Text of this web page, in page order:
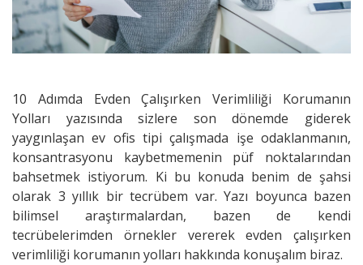
10 Adımda Evden Çalışırken Verimliliği Korumanın
Yolları yazısında sizlere son dönemde giderek
yaygınlaşan ev ofis tipi çalışmada işe odaklanmanın,
konsantrasyonu kaybetmemenin püf noktalarından
bahsetmek istiyorum. Ki bu konuda benim de şahsi
olarak 3 yıllık bir tecrübem var. Yazı boyunca bazen
bilimsel araştırmalardan, bazen de kendi
tecrübelerimden örnekler vererek evden çalışırken
verimliliği korumanın yolları hakkında konuşalım biraz.